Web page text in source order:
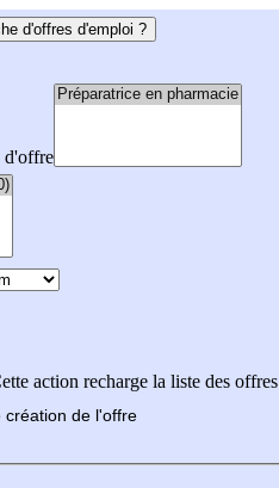
d'offres d'emploi ?
d'offre
action recharge la liste des offres
création de l'offre